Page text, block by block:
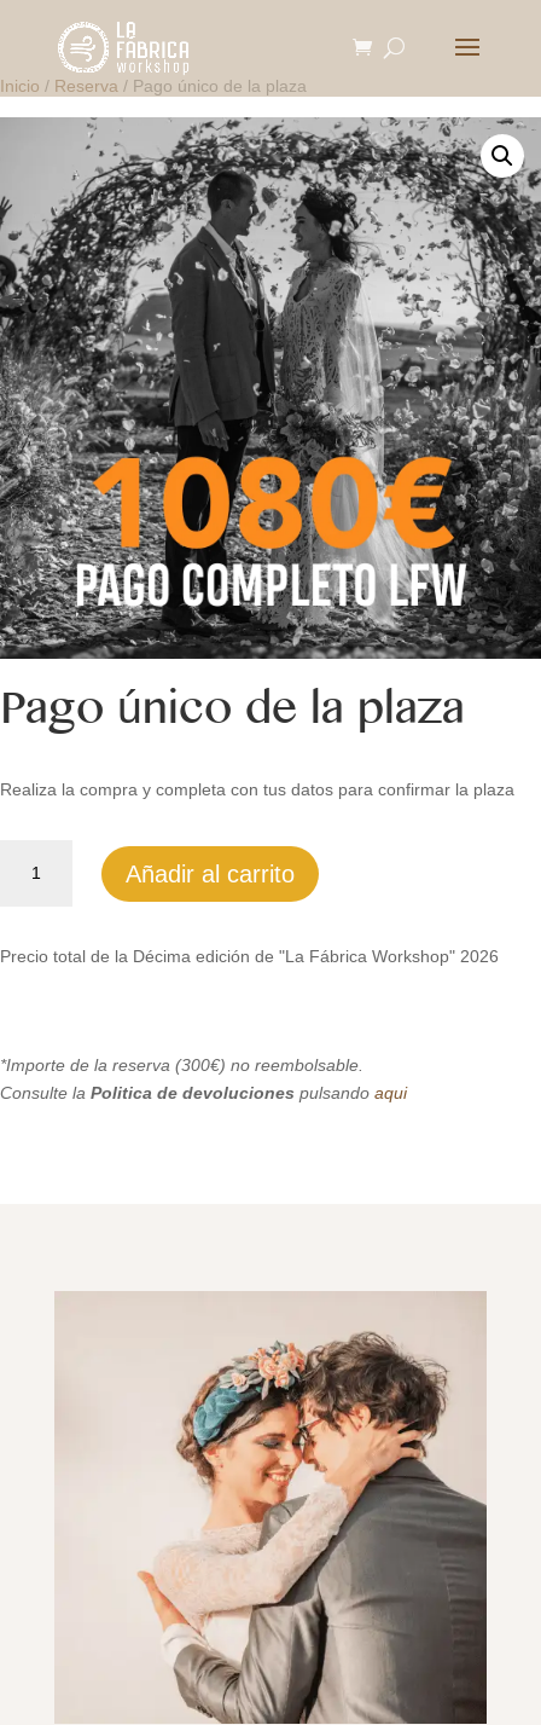
Inicio / Reserva / Pago único de la plaza
Pago único de la plaza
Realiza la compra y completa con tus datos para confirmar la plaza
único
plaza
Añadir al carrito
Precio total de la Décima edición de "La Fábrica Workshop" 2026
*Importe de la reserva (300€) no reembolsable.
Consulte la Politica de devoluciones pulsando aqui